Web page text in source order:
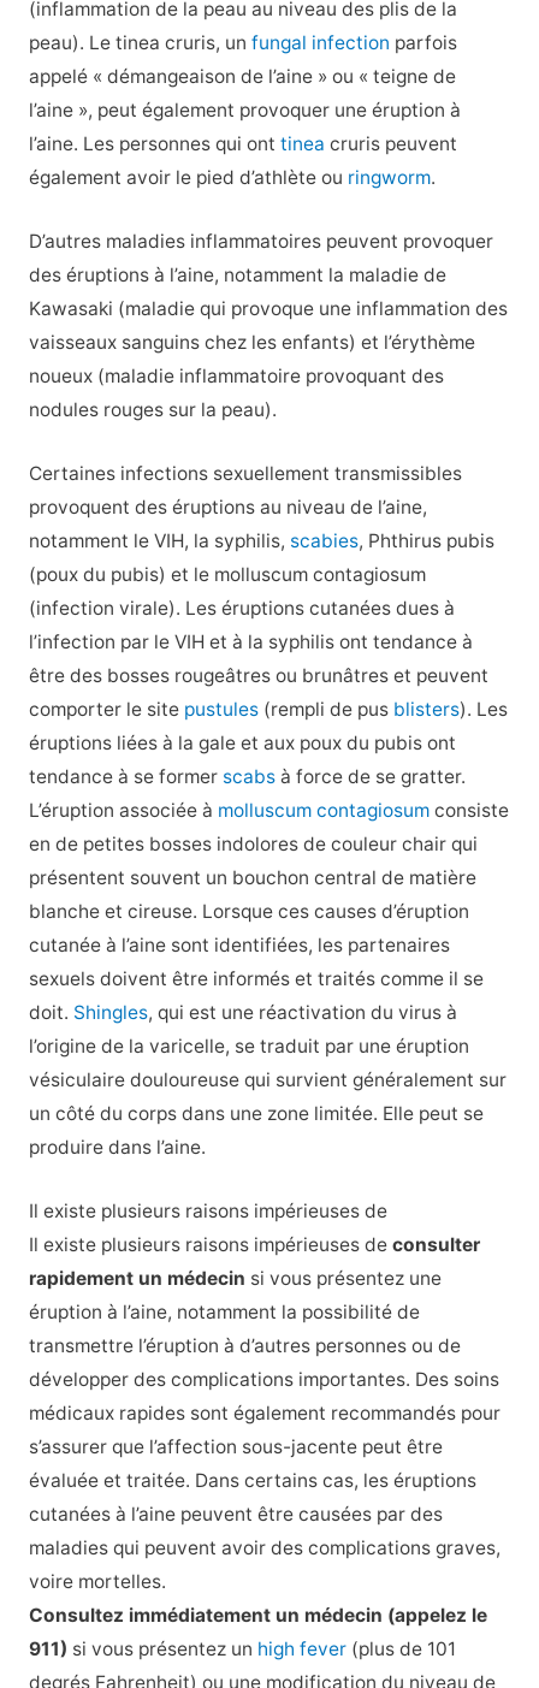
(inflammation de la peau au niveau des plis de la
peau). Le tinea cruris, un fungal infection parfois
appelé « démangeaison de l’aine » ou « teigne de
l’aine », peut également provoquer une éruption à
l’aine. Les personnes qui ont tinea cruris peuvent
également avoir le pied d’athlète ou ringworm.
D’autres maladies inflammatoires peuvent provoquer
des éruptions à l’aine, notamment la maladie de
Kawasaki (maladie qui provoque une inflammation des
vaisseaux sanguins chez les enfants) et l’érythème
noueux (maladie inflammatoire provoquant des
nodules rouges sur la peau).
Certaines infections sexuellement transmissibles
provoquent des éruptions au niveau de l’aine,
notamment le VIH, la syphilis, scabies, Phthirus pubis
(poux du pubis) et le molluscum contagiosum
(infection virale). Les éruptions cutanées dues à
l’infection par le VIH et à la syphilis ont tendance à
être des bosses rougeâtres ou brunâtres et peuvent
comporter le site pustules(rempli de pus blisters). Les
éruptions liées à la gale et aux poux du pubis ont
tendance à se former scabsà force de se gratter.
L’éruption associée à molluscum contagiosumconsiste
en de petites bosses indolores de couleur chair qui
présentent souvent un bouchon central de matière
blanche et cireuse. Lorsque ces causes d’éruption
cutanée à l’aine sont identifiées, les partenaires
sexuels doivent être informés et traités comme il se
doit. Shingles, qui est une réactivation du virus à
l’origine de la varicelle, se traduit par une éruption
vésiculaire douloureuse qui survient généralement sur
un côté du corps dans une zone limitée. Elle peut se
produire dans l’aine.
Il existe plusieurs raisons impérieuses de
Il existe plusieurs raisons impérieuses de consulter
rapidement un médecin si vous présentez une
éruption à l’aine, notamment la possibilité de
transmettre l’éruption à d’autres personnes ou de
développer des complications importantes. Des soins
médicaux rapides sont également recommandés pour
s’assurer que l’affection sous-jacente peut être
évaluée et traitée. Dans certains cas, les éruptions
cutanées à l’aine peuvent être causées par des
maladies qui peuvent avoir des complications graves,
voire mortelles.
Consultez immédiatement un médecin (appelez le
911) si vous présentez un high fever(plus de 101
degrés Fahrenheit) ou une modification du niveau de